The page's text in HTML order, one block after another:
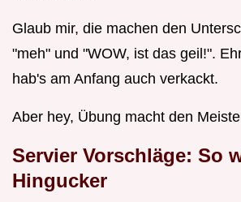
Glaub mir, die machen den
"meh" und "WOW, ist das geil!".
hab's am Anfang auch verkackt.
Aber hey, Übung macht den
Servier Vorschläge: So
Hingucker